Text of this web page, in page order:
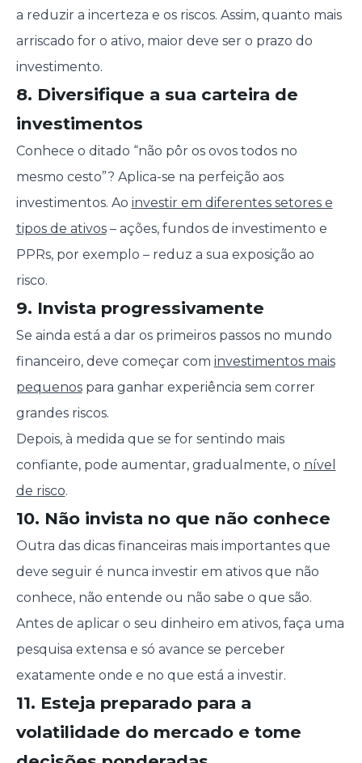
a reduzir a incerteza e os riscos. Assim, quanto mais
arriscado for o ativo, maior deve ser o prazo do
investimento.
8. Diversifique a sua carteira de
investimentos
Conhece o ditado “não pôr os ovos todos no
mesmo cesto”? Aplica-se na perfeição aos
investimentos. Ao investir em diferentes setores e
tipos de ativos– ações, fundos de investimento e
PPRs, por exemplo – reduz a sua exposição ao
risco.
9. Invista progressivamente
Se ainda está a dar os primeiros passos no mundo
financeiro, deve começar com investimentos mais
pequenospara ganhar experiência sem correr
grandes riscos.
Depois, à medida que se for sentindo mais
confiante, pode aumentar, gradualmente, o nível
de risco.
10. Não invista no que não conhece
Outra das dicas financeiras mais importantes que
deve seguir é nunca investir em ativos que não
conhece, não entende ou não sabe o que são.
Antes de aplicar o seu dinheiro em ativos, faça uma
pesquisa extensa e só avance se perceber
exatamente onde e no que está a investir.
11. Esteja preparado para a
volatilidade do mercado e tome